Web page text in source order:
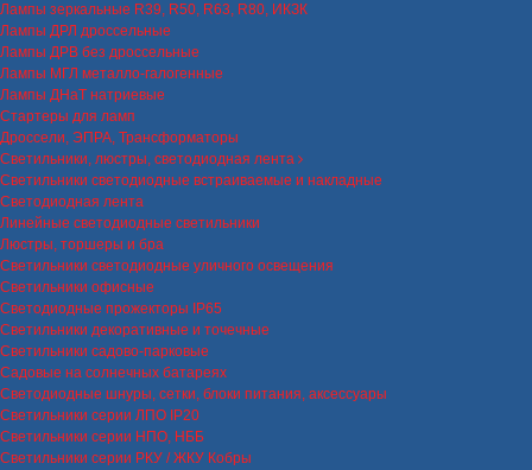
Лампы зеркальные R39, R50, R63, R80, ИКЗК
Лампы ДРЛ дроссельные
Лампы ДРВ без дроссельные
Лампы МГЛ металло-галогенные
Лампы ДНаТ натриевые
Стартеры для ламп
Дроссели, ЭПРА, Трансформаторы
Светильники, люстры, светодиодная лента
Светильники светодиодные встраиваемые и накладные
Светодиодная лента
Линейные светодиодные светильники
Люстры, торшеры и бра
Светильники светодиодные уличного освещения
Светильники офисные
Светодиодные прожекторы IP65
Светильники декоративные и точечные
Светильники садово-парковые
Садовые на солнечных батареях
Светодиодные шнуры, сетки, блоки питания, аксессуары
Светильники серии ЛПО IP20
Светильники серии НПО, НББ
Светильники серии РКУ / ЖКУ Кобры